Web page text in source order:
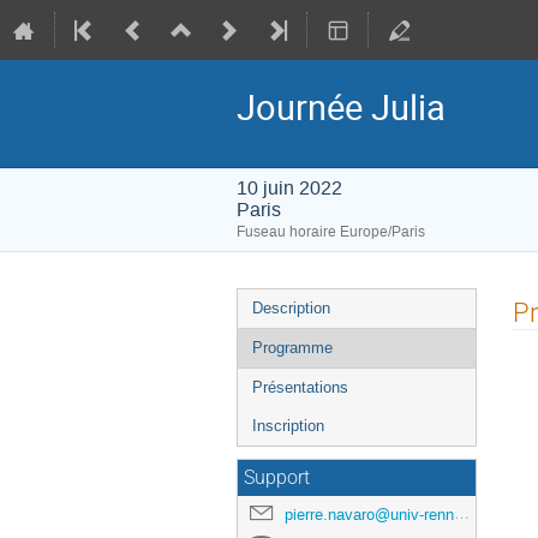
Journée Julia
10 juin 2022
Paris
Fuseau horaire Europe/Paris
Menu
de
l'événement
Description
Programme
Présentations
Inscription
Support
pierre.navaro@univ-rennes1.fr